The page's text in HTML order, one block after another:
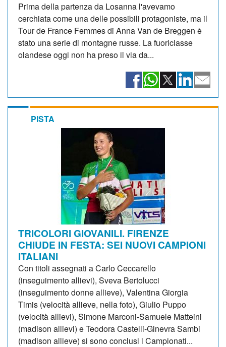
Prima della partenza da Losanna l'avevamo
cerchiata come una delle possibili protagoniste, ma il
Tour de France Femmes di Anna Van de Breggen è
stato una serie di montagne russe. La fuoriclasse
olandese oggi non ha preso il via da...
PISTA
TRICOLORI GIOVANILI. FIRENZE
CHIUDE IN FESTA: SEI NUOVI CAMPIONI
ITALIANI
Con titoli assegnati a Carlo Ceccarello
(inseguimento allievi), Sveva Bertolucci
(inseguimento donne allieve), Valentina Giorgia
Timis (velocità allieve, nella foto), Giulio Puppo
(velocità allievi), Simone Marconi-Samuele Matteini
(madison allievi) e Teodora Castelli-Ginevra Sambi
(madison allieve) si sono conclusi i Campionati...